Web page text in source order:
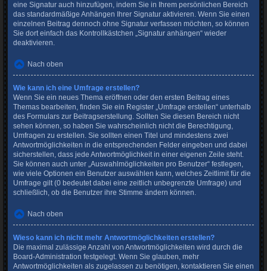
eine Signatur auch hinzufügen, indem Sie in Ihrem persönlichen Bereich
das standardmäßige Anhängen Ihrer Signatur aktivieren. Wenn Sie einen
einzelnen Beitrag dennoch ohne Signatur verfassen möchten, so können
Sie dort einfach das Kontrollkästchen „Signatur anhängen“ wieder
deaktivieren.
Nach oben
Wie kann ich eine Umfrage erstellen?
Wenn Sie ein neues Thema eröffnen oder den ersten Beitrag eines
Themas bearbeiten, finden Sie ein Register „Umfrage erstellen“ unterhalb
des Formulars zur Beitragserstellung. Sollten Sie diesen Bereich nicht
sehen können, so haben Sie wahrscheinlich nicht die Berechtigung,
Umfragen zu erstellen. Sie sollten einen Titel und mindestens zwei
Antwortmöglichkeiten in die entsprechenden Felder eingeben und dabei
sicherstellen, dass jede Antwortmöglichkeit in einer eigenen Zeile steht.
Sie können auch unter „Auswahlmöglichkeiten pro Benutzer“ festlegen,
wie viele Optionen ein Benutzer auswählen kann, welches Zeitlimit für die
Umfrage gilt (0 bedeutet dabei eine zeitlich unbegrenzte Umfrage) und
schließlich, ob die Benutzer ihre Stimme ändern können.
Nach oben
Wieso kann ich nicht mehr Antwortmöglichkeiten erstellen?
Die maximal zulässige Anzahl von Antwortmöglichkeiten wird durch die
Board-Administration festgelegt. Wenn Sie glauben, mehr
Antwortmöglichkeiten als zugelassen zu benötigen, kontaktieren Sie einen